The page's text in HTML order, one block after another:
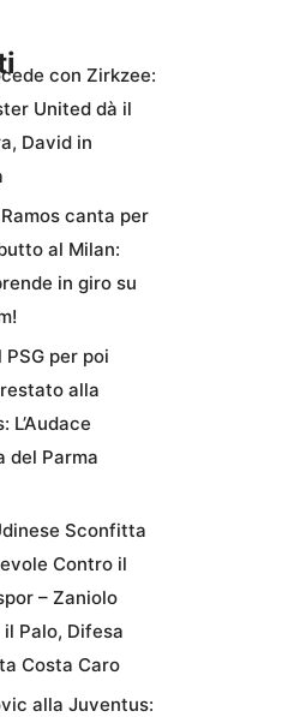
con Zirkzee:
United dà il
David in
canta per
al Milan:
in giro su
PSG per poi
alla
L’Audace
del Parma
Sconfitta
Contro il
– Zaniolo
Palo, Difesa
Costa Caro
alla Juventus: